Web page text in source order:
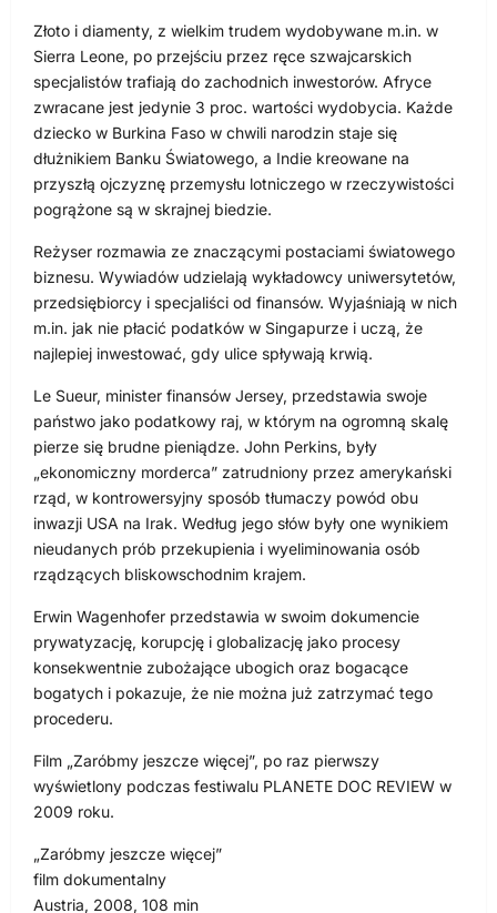
Złoto i diamenty, z wielkim trudem wydobywane m.in. w
Sierra Leone, po przejściu przez ręce szwajcarskich
specjalistów trafiają do zachodnich inwestorów. Afryce
zwracane jest jedynie 3 proc. wartości wydobycia. Każde
dziecko w Burkina Faso w chwili narodzin staje się
dłużnikiem Banku Światowego, a Indie kreowane na
przyszłą ojczyznę przemysłu lotniczego w rzeczywistości
pogrążone są w skrajnej biedzie.
Reżyser rozmawia ze znaczącymi postaciami światowego
biznesu. Wywiadów udzielają wykładowcy uniwersytetów,
przedsiębiorcy i specjaliści od finansów. Wyjaśniają w nich
m.in. jak nie płacić podatków w Singapurze i uczą, że
najlepiej inwestować, gdy ulice spływają krwią.
Le Sueur, minister finansów Jersey, przedstawia swoje
państwo jako podatkowy raj, w którym na ogromną skalę
pierze się brudne pieniądze. John Perkins, były
„ekonomiczny morderca” zatrudniony przez amerykański
rząd, w kontrowersyjny sposób tłumaczy powód obu
inwazji USA na Irak. Według jego słów były one wynikiem
nieudanych prób przekupienia i wyeliminowania osób
rządzących bliskowschodnim krajem.
Erwin Wagenhofer przedstawia w swoim dokumencie
prywatyzację, korupcję i globalizację jako procesy
konsekwentnie zubożające ubogich oraz bogacące
bogatych i pokazuje, że nie można już zatrzymać tego
procederu.
Film „Zaróbmy jeszcze więcej”, po raz pierwszy
wyświetlony podczas festiwalu PLANETE DOC REVIEW w
2009 roku.
„Zaróbmy jeszcze więcej”
film dokumentalny
Austria, 2008, 108 min